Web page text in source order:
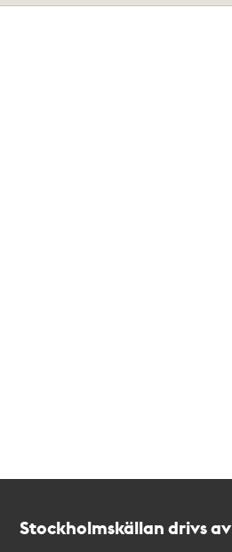
Stockholmskällan drivs av